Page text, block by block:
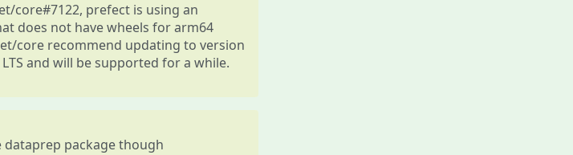
core#7122, prefect is using an
does not have wheels for arm64
core recommend updating to version
and will be supported for a while.
dataprep package though